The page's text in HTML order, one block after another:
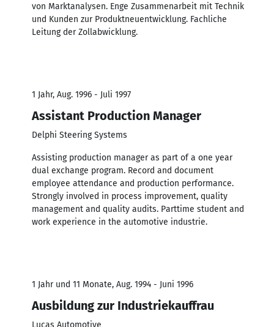
von Marktanalysen. Enge Zusammenarbeit mit Technik
und Kunden zur Produktneuentwicklung. Fachliche
Leitung der Zollabwicklung.
1 Jahr, Aug. 1996 - Juli 1997
Assistant Production Manager
Delphi Steering Systems
Assisting production manager as part of a one year
dual exchange program. Record and document
employee attendance and production performance.
Strongly involved in process improvement, quality
management and quality audits. Parttime student and
work experience in the automotive industrie.
1 Jahr und 11 Monate, Aug. 1994 - Juni 1996
Ausbildung zur Industriekauffrau
Lucas Automotive